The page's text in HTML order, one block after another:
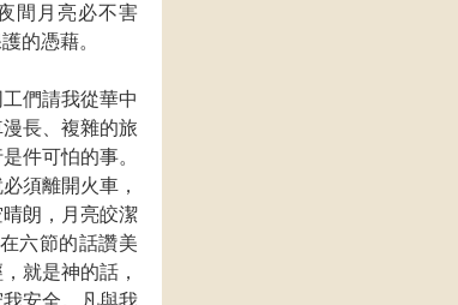
間月亮必不害
的憑藉。
們請我從華中
長、複雜的旅
件可怕的事。
須離開火車，
朗，月亮皎潔
六節的話讚美
就是神的話，
安全。凡與我